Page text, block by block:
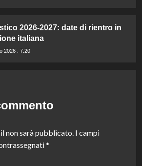
2026-2027: date di rientro in
italiana
2026 : 7:20
non sarà pubblicato. I campi
*